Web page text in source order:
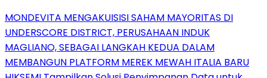
MONDEVITA MENGAKUISISI SAHAM MAYORITAS DI
UNDERSCORE DISTRICT, PERUSAHAAN INDUK
MAGLIANO, SEBAGAI LANGKAH KEDUA DALAM
MEMBANGUN PLATFORM MEREK MEWAH ITALIA BARU